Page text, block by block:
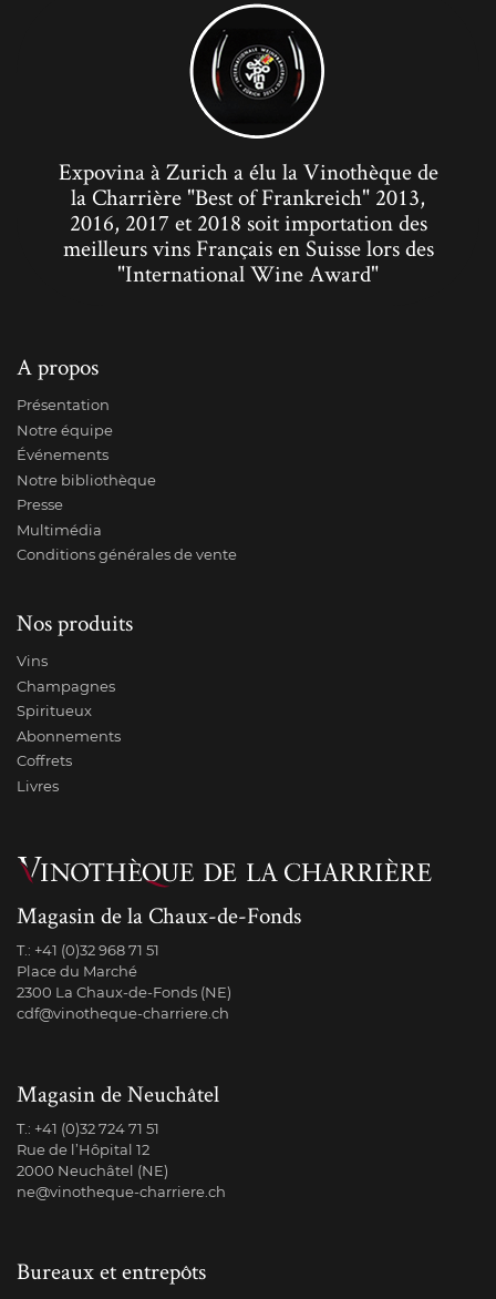
Expovina à Zurich a élu la Vinothèque de
la Charrière "Best of Frankreich" 2013,
2016, 2017 et 2018 soit importation des
meilleurs vins Français en Suisse lors des
"International Wine Award"
A propos
Présentation
Notre équipe
Événements
Notre bibliothèque
Presse
Multimédia
Conditions générales de vente
Nos produits
Vins
Champagnes
Spiritueux
Abonnements
Coffrets
Livres
Magasin de la Chaux-de-Fonds
T.: +41 (0)32 968 71 51
Place du Marché
2300 La Chaux-de-Fonds (NE)
cdf@vinotheque-charriere.ch
Magasin de Neuchâtel
T.: +41 (0)32 724 71 51
Rue de l’Hôpital 12
2000 Neuchâtel (NE)
ne@vinotheque-charriere.ch
Bureaux et entrepôts